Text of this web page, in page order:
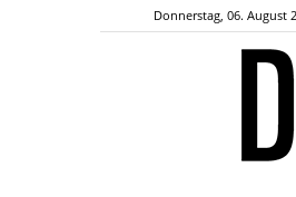
Donnerstag, 06. August